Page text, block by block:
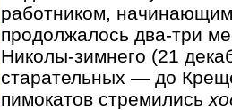
работником,
продолжалось два-три
Николы-зимнего (21
старательных — до
пимокатов стремились